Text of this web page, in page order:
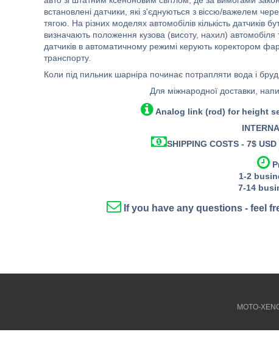
встановлені датчики, які з'єднуються з віссю/важелем
тягою. На різних моделях автомобілів кількість
визначають положення кузова (висоту, нахил) автомобіля
датчиків в автоматичному режимі керують коректором
транспорту.
Коли під пильник шарніра починає потрапляти вода і бруд
Для міжнародної доставки,
Analog link (rod) for height
SHIPPING COSTS - 7$
1-2
7-14
If you have any questions - feel